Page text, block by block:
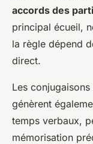
accords des
principal écueil,
la règle dépend
direct.
Les
génèrent
temps verbaux,
mémorisation